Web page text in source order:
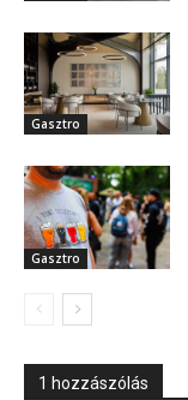
Gasztro
Gasztro
1 hozzászólás